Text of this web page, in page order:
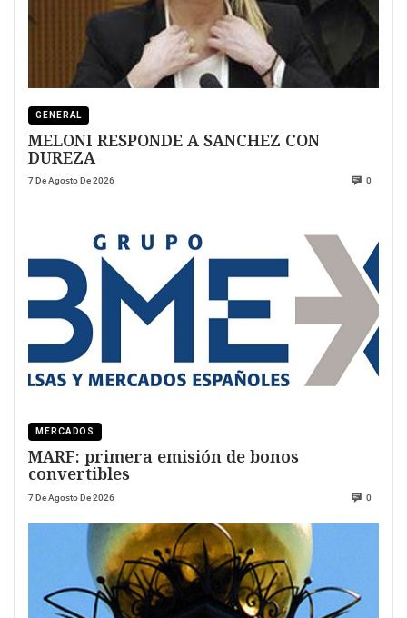
GENERAL
MELONI RESPONDE A SANCHEZ CON
DUREZA
7 De Agosto De 2026 0
MERCADOS
MARF: primera emisión de bonos
convertibles
7 De Agosto De 2026 0